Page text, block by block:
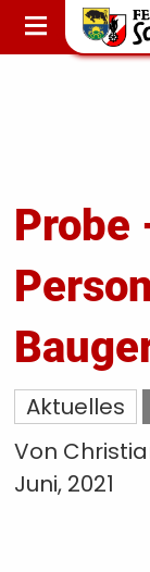
STARTSEITE
AKTUELLES
Probe
Aktuelles
Von
Juni, 2021